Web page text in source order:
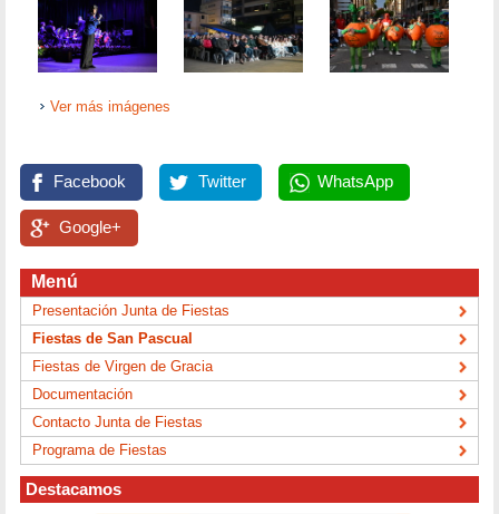
Ver más imágenes
Facebook Twitter WhatsApp
Google+
Menú
Presentación Junta de Fiestas
Fiestas de San Pascual
Fiestas de Virgen de Gracia
Documentación
Contacto Junta de Fiestas
Programa de Fiestas
Destacamos